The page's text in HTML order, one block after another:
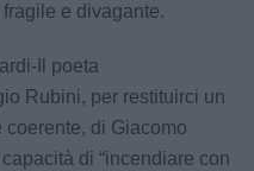
e divagante.
Il poeta
Rubini, per restituirci un
coerente, di Giacomo
di “incendiare con